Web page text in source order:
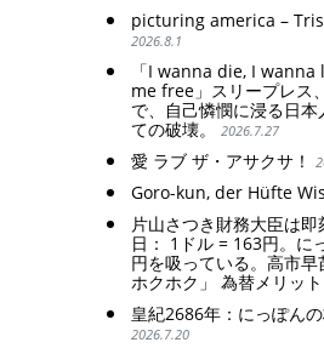
picturing america –
2026.8.1
「I wanna die, I
me free」スリープレス
で、自己憐憫に浸る日
ての破壊。
2026.7.27
愛 ラブ ザ・アサクサ！
Goro-kun, der Hüfte
片山さつき財務大臣は
日： 1ドル = 163円。に
円を吸っている。高市
ホクホク」 為替メリッ
皇紀2686年：にっぽん
2026.7.20